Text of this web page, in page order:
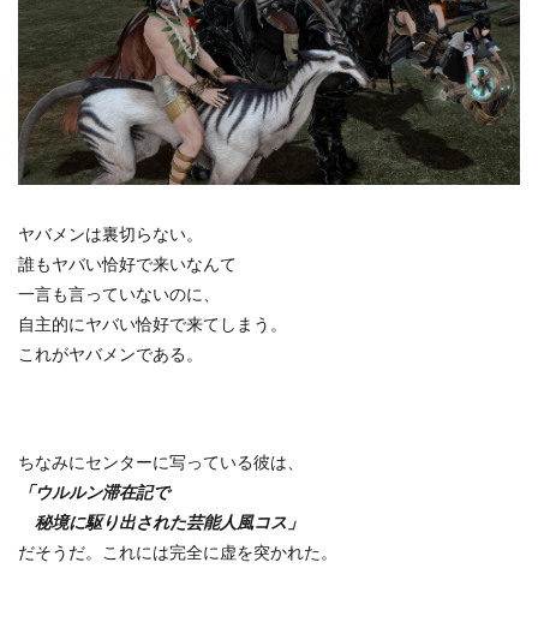
ヤバメンは裏切らない。
誰もヤバい恰好で来いなんて
一言も言っていないのに、
自主的にヤバい恰好で来てしまう。
これがヤバメンである。
ちなみにセンターに写っている彼は、
「ウルルン滞在記で
秘境に駆り出された芸能人風コス」
だそうだ。これには完全に虚を突かれた。